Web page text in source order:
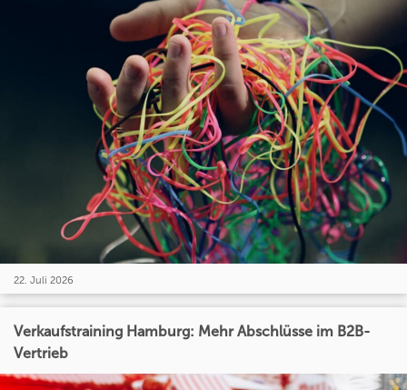
22. Juli 2026
Verkaufstraining Hamburg: Mehr Abschlüsse im B2B-
Vertrieb